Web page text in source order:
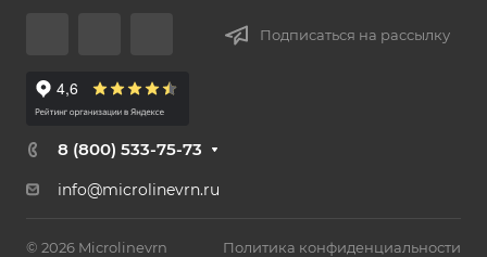
Подписаться на рассылку
8 (800) 533-75-73
info@microlinevrn.ru
© 2026 Microlinevrn Политика конфиденциальности